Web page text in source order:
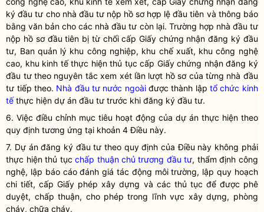
ký đầu tư cho nhà đầu tư nộp hồ sơ hợp lệ đầu tiên và thông báo
bằng văn bản cho các nhà đầu tư còn lại. Trường hợp nhà đầu tư
nộp hồ sơ đầu tiên bị từ chối cấp Giấy chứng nhận đăng ký đầu
tư, Ban quản lý khu công nghiệp, khu chế xuất, khu công nghệ
cao, khu kinh tếthực hiện thủ tục cấp Giấy chứng nhận đăng ký
đầu tưtheo nguyên tắc xem xét lần lượt hồ sơ của từng nhà đầu
tư tiếp theo. Nhà đầu tư nước ngoàiđược thành lậptổ chức kinh
tếthực hiệndự án đầu tư trước khi đăng ký đầu tư.
6. Việc điều chỉnh mục tiêu hoạt động của dự án thực hiện theo
quy định tương ứng tại khoản 4 Điều này.
7. Dự án đăng ký đầu tư theo quy định của Điều này không phải
thực hiện thủ tụcchấp thuận chủ trương đầu tư, thẩm định công
nghệ, lập báo cáo đánh giá tác động môi trường, lập quyhoạch
chi tiết, cấp Giấy phép xây dựng và các thủ tục để được phê
duyệt, chấp thuận, cho phép trong lĩnh vực xây dựng, phòng
cháy, chữa cháy.